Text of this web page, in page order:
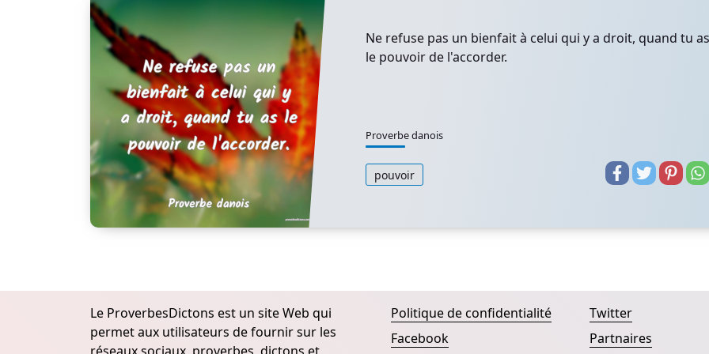
Ne refuse pas un bienfait à celui qui y a droit, quand tu as
le pouvoir de l'accorder.
Proverbe danois
pouvoir
Le ProverbesDictons est un site Web qui
permet aux utilisateurs de fournir sur les
Politique de confidentialité
Facebook
Twitter
Partnaires